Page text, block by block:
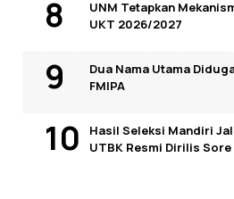
UNM Tetapkan
UKT 2026/2027
Dua Nama Utama
FMIPA
Hasil Seleksi Mandiri
UTBK Resmi Dirilis Sore